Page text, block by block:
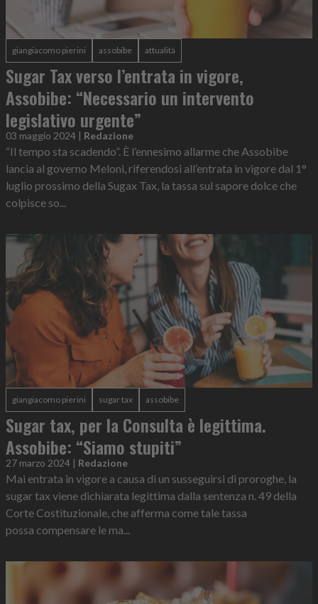
giangiacomo pierini assobibe attualità
Sugar Tax verso l’entrata in vigore,
Assobibe: “Necessario un intervento
legislativo urgente”
03 maggio 2024 | Redazione
“Il tempo sta scadendo”. È l’ennesimo allarme che Assobibe
lancia al governo Meloni, riferendosi all’entrata in vigore dal 1°
luglio prossimo della Sugax Tax, la tassa sul sapore dolce che
colpisce so...
giangiacomo pierini sugar tax assobibe
Sugar tax, per la Consulta è legittima.
Assobibe: “Siamo stupiti”
27 marzo 2024 | Redazione
Mai entrata in vigore a causa di un susseguirsi di proroghe, la
sugar tax viene dichiarata legittima dalla sentenza n. 49 della
Corte Costituzionale, che afferma come tale tassa
possa compensare le ma...